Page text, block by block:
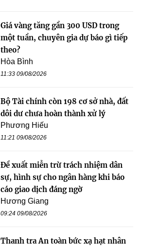
Giá vàng tăng gần 300 USD trong
một tuần, chuyên gia dự báo gì tiếp
theo?
Hòa Bình
11:33 09/08/2026
Bộ Tài chính còn 198 cơ sở nhà, đất
dôi dư chưa hoàn thành xử lý
Phương Hiếu
11:21 09/08/2026
Đề xuất miễn trừ trách nhiệm dân
sự, hình sự cho ngân hàng khi báo
cáo giao dịch đáng ngờ
Hương Giang
09:24 09/08/2026
Thanh tra An toàn bức xạ hạt nhân